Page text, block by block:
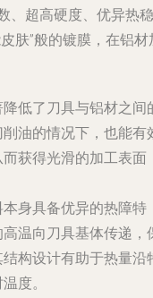
、超高硬度、优异热稳
肤”般的镀膜，在铝材
降低了刀具与铝材之间
油的情况下，也能有
获得光滑的加工表面
本身具备优异的热障特
温向刀具基体传递，
构设计有助于热量沿
度。